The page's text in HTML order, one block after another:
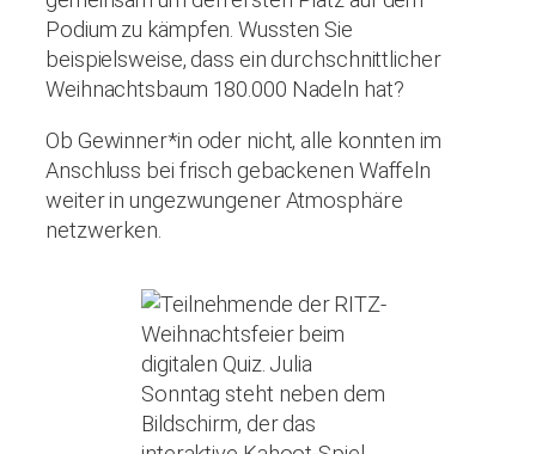
Podium zu kämpfen. Wussten Sie
beispielsweise, dass ein durchschnittlicher
Weihnachtsbaum 180.000 Nadeln hat?
Ob Gewinner*in oder nicht, alle konnten im
Anschluss bei frisch gebackenen Waffeln
weiter in ungezwungener Atmosphäre
netzwerken.